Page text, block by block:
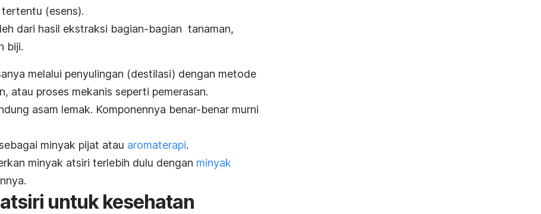
(esens).
dari hasil ekstraksi bagian-bagian tanaman,
biji.
melalui penyulingan (destilasi) dengan metode
atau proses mekanis seperti pemerasan.
asam lemak. Komponennya benar-benar murni
minyak pijat atau aromaterapi.
minyak atsiri terlebih dulu dengan minyak
untuk kesehatan